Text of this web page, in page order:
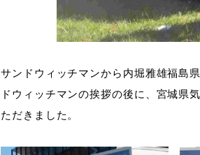
サンドウィッチマンから内堀雅雄福島
ドウィッチマンの挨拶の後に、宮城県
ただきました。